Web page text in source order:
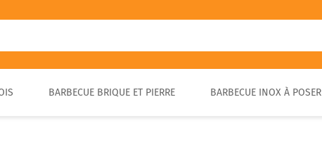
BARBECUE BRIQUE ET PIERRE BARBECUE INOX À POSER